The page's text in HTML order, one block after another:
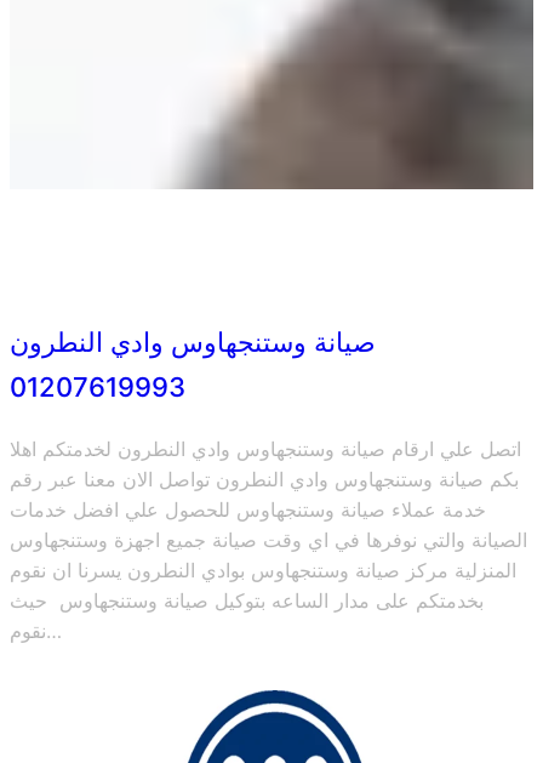
صيانة وستنجهاوس وادي النطرون
01207619993
اتصل علي ارقام صيانة وستنجهاوس وادي النطرون لخدمتكم اهلا
بكم صيانة وستنجهاوس وادي النطرون تواصل الان معنا عبر رقم
خدمة عملاء صيانة وستنجهاوس للحصول علي افضل خدمات
الصيانة والتي نوفرها في اي وقت صيانة جميع اجهزة وستنجهاوس
المنزلية مركز صيانة وستنجهاوس بوادي النطرون يسرنا ان نقوم
بخدمتكم على مدار الساعه بتوكيل صيانة وستنجهاوس حيث
نقوم…